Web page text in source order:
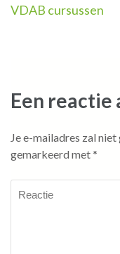
VDAB cursussen
Een
Je e-mailadres zal
gemarkeerd met*